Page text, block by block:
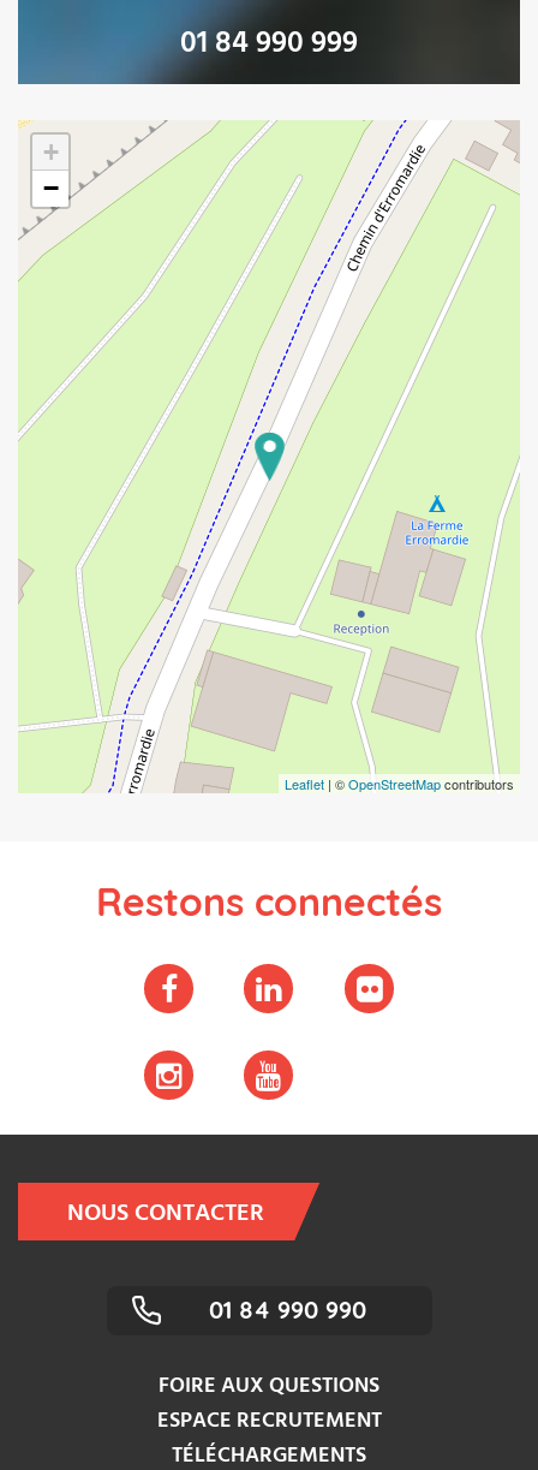
01 84 990 999
Loading map ...
+
−
Leaflet | ©OpenStreetMapcontributors
Restons connectés
NOUS CONTACTER
01 84 990 990
FOIRE AUX QUESTIONS
ESPACE RECRUTEMENT
TÉLÉCHARGEMENTS